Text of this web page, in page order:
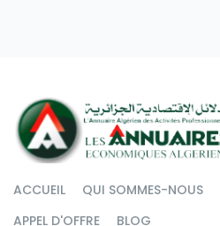
ACCUEIL QUI SOMMES-NOUS
APPEL D'OFFRE
BLOG